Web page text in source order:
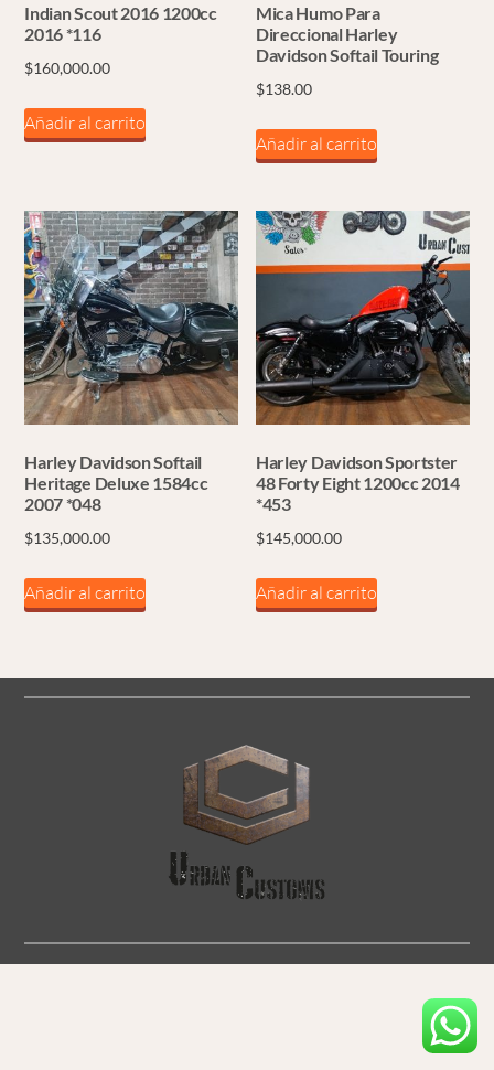
Indian Scout 2016 1200cc
2016 *116
$160,000.00
Añadir al carrito
Mica Humo Para
Direccional Harley
Davidson Softail Touring
$138.00
Añadir al carrito
Harley Davidson Softail
Heritage Deluxe 1584cc
2007 *048
$135,000.00
Añadir al carrito
Harley Davidson Sportster
48 Forty Eight 1200cc 2014
*453
$145,000.00
Añadir al carrito